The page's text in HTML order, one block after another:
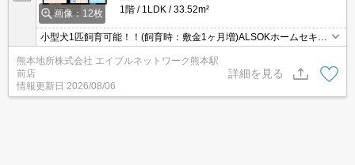
画像：12枚
1階
1LDK 33.52m²
小型犬1匹飼育可能！！(飼育時：敷金1ヶ月増)ALSOKホームセキュ
月々の通信費がお得☆キッチンは3口ガスコンロ！！
熊本地所株式会社 エイブルネットワーク熊本駅
前店
情報更新日 2026/08/06
詳細を見る